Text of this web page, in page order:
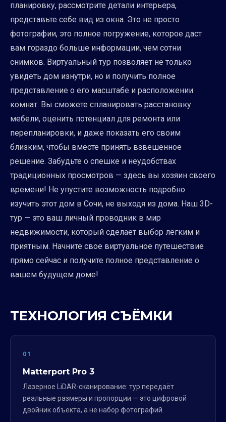
планировку, рассмотрите детали интерьера,
представьте себе вид из окна. Это не просто
фотографии, это полное погружение, которое даст
вам гораздо больше информации, чем сотни
снимков. Виртуальный тур позволяет не только
увидеть дом изнутри, но и получить полное
представление о его масштабе и расположении
комнат. Вы сможете спланировать расстановку
мебели, оценить потенциал для ремонта или
перепланировки, и даже показать его своим
близким, чтобы вместе принять взвешенное
решение. Забудьте о спешке и неудобствах
традиционных просмотров — здесь вы хозяин своего
времени! Не упустите возможность подробно
изучить этот дом в Сочи, не выходя из дома. Наш 3D-
тур — это ваш личный проводник в мир
недвижимости, который сделает выбор лёгким и
приятным. Начните свое виртуальное путешествие
прямо сейчас и получите полное представление о
вашем будущем доме!
ТЕХНОЛОГИЯ СЪЁМКИ
01
Matterport Pro 3
Лазерное LiDAR-сканирование: тур передаёт
реальные размеры и пропорции — это цифровой
двойник объекта, а не набор фотографий.